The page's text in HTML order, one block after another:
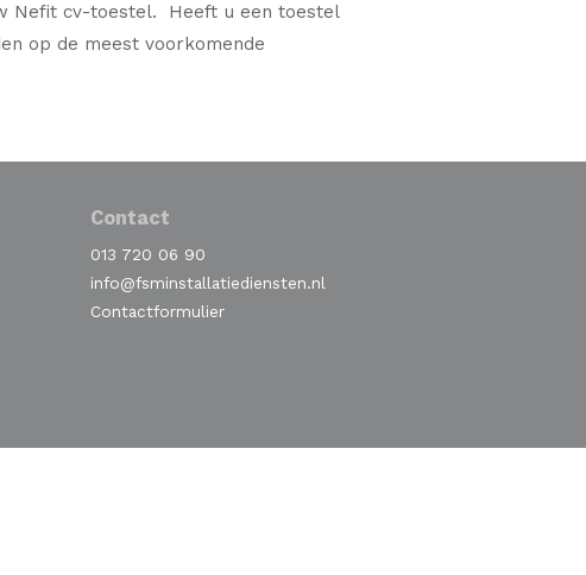
Nefit cv-toestel. Heeft u een toestel
op de meest voorkomende
Contact
013 720 06 90
info@fsminstallatiediensten.nl
Contactformulier